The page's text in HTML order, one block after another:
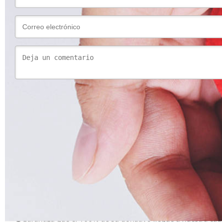
Resumen del donativo
Frecuencia del donativo
Plantéate hacer esta donaciónperiódica
Garantiza que el 100% de su donativo llegue a nuestra